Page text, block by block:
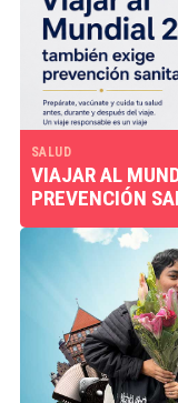
SALUD
VIAJAR AL
PREVENCIÓN